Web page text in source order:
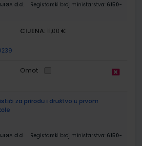
d.d. Registarski broj ministarstva: 6150-
CIJENA: 11,00 €
Omot
listići za prirodu i društvo u prvom
d.d. Registarski broj ministarstva: 6150-